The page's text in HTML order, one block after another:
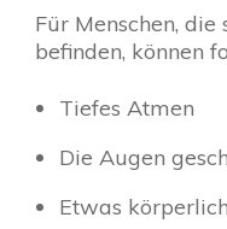
Für Menschen,
befinden, können
Tiefes Atmen
Die Augen
Etwas